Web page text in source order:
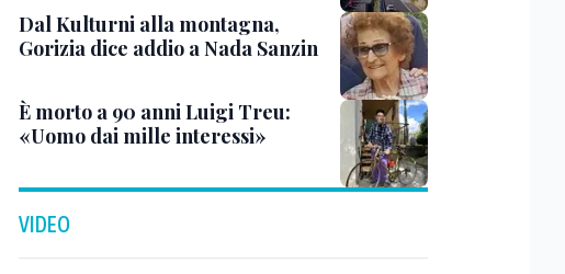
Dal Kulturni alla montagna,
Gorizia dice addio a Nada Sanzin
È morto a 90 anni Luigi Treu:
«Uomo dai mille interessi»
VIDEO